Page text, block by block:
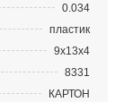
0.034
пластик
9х13х4
8331
КАРТОН